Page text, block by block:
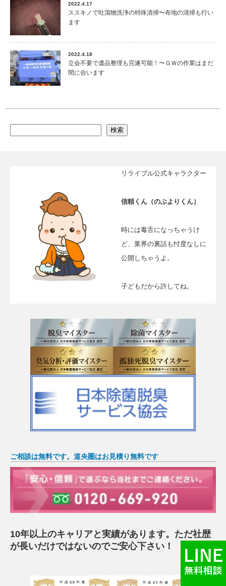
2022.4.17
ススキノで吐瀉物洗浄の特殊清掃〜布地の清掃も行い
ます
2022.4.18
立会不要で遺品整理も完遂可能！〜ＧＷの作業はまだ
間に合います
検索
リライブル公式キャラクター
信頼くん（のぶよりくん）
時には毒舌になっちゃうけ
ど、業界の裏話も忖度なしに
公開しちゃうよ。
子どもだから許してね。
ご相談は無料です。道央圏はお見積り無料です
10年以上のキャリアと実績があります。ただ社歴
が長いだけではないのでご安心下さい！